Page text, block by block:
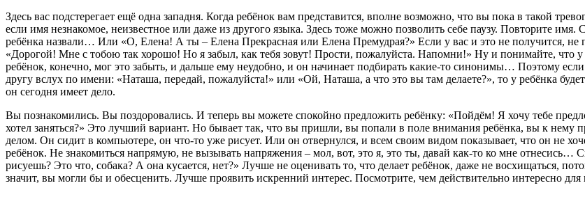
Здесь вас подстерегает ещё одна западня. Когда ребёнок вам представится, вполне возможно, что вы пока в такой
если имя незнакомое, неизвестное или даже из другого языка. Здесь тоже можно позволить себе паузу. Повторите
ребёнка назвали… Или «О, Елена! А ты – Елена Прекрасная или Елена Премудрая?» Если у вас и это не получится, не
«Дорогой! Мне с тобою так хорошо! Но я забыл, как тебя зовут! Прости, пожалуйста. Напомни!» Ну и понимайте, что
ребёнок, конечно, мог это забыть, и дальше ему неудобно, и он начинает подбирать какие-то синонимы… Поэтому
другу вслух по имени: «Наташа, передай, пожалуйста!» или «Ой, Наташа, а что это вы там делаете?», то у ребёнка
он сегодня имеет дело.
Вы познакомились. Вы поздоровались. И теперь вы можете спокойно предложить ребёнку: «Пойдём! Я хочу тебе
хотел заняться?» Это лучший вариант. Но бывает так, что вы пришли, вы попали в поле внимания ребёнка, вы к нему
делом. Он сидит в компьютере, он что-то уже рисует. Или он отвернулся, и всем своим видом показывает, что он не
ребёнок. Не знакомиться напрямую, не вызывать напряжения – мол, вот, это я, это ты, давай как-то ко мне
рисуешь? Это что, собака? А она кусается, нет?» Лучше не оценивать то, что делает ребёнок, даже не восхищаться,
значит, вы могли бы и обесценить. Лучше проявить искренний интерес. Посмотрите, чем действительно интересно